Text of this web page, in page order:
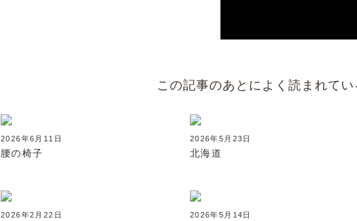
この記事のあとによく読まれてい
2026年6月11日
腰の椅子
2026年5月23日
北海道
2026年2月22日 2026年5月14日